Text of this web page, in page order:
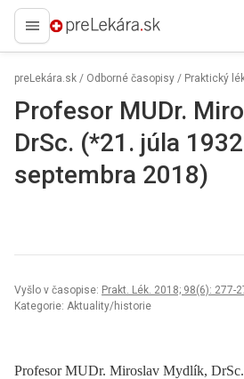
preLekára.sk
preLekára.sk / Odborné časopisy / Praktický
Profesor MUDr.
DrSc. (*21. júla
septembra 2018)
Vyšlo v časopise: Prakt. Lék. 2018; 98(6): 277-
Kategorie: Aktuality/historie
Profesor MUDr. Miroslav Mydlík,